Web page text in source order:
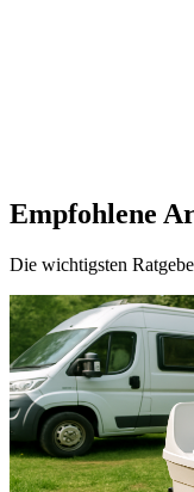
Empfohlene
Die wichtigsten